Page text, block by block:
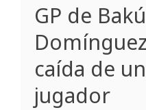
GP de
caída de
jugador